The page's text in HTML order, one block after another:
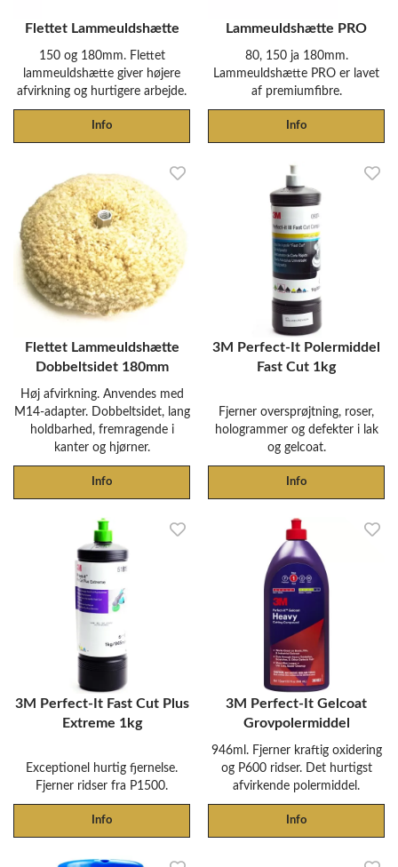
Flettet Lammeuldshætte
150 og 180mm. Flettet
lammeuldshætte giver højere
afvirkning og hurtigere arbejde.
Info
Lammeuldshætte PRO
80, 150 ja 180mm.
Lammeuldshætte PRO er lavet
af premiumfibre.
Info
Flettet Lammeuldshætte
Dobbeltsidet 180mm
Høj afvirkning. Anvendes med
M14-adapter. Dobbeltsidet, lang
holdbarhed, fremragende i
kanter og hjørner.
Info
3M Perfect-It Polermiddel
Fast Cut 1kg
Fjerner oversprøjtning, roser,
hologrammer og defekter i lak
og gelcoat.
Info
3M Perfect-It Fast Cut Plus
Extreme 1kg
Exceptionel hurtig fjernelse.
Fjerner ridser fra P1500.
Info
3M Perfect-It Gelcoat
Grovpolermiddel
946ml. Fjerner kraftig oxidering
og P600 ridser. Det hurtigst
afvirkende polermiddel.
Info